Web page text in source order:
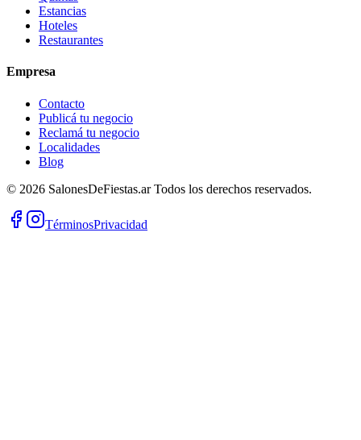
Estancias
Hoteles
Restaurantes
Empresa
Contacto
Publicá tu negocio
Reclamá tu negocio
Localidades
Blog
© 2026 SalonesDeFiestas.arTodos los derechos reservados.
TérminosPrivacidad